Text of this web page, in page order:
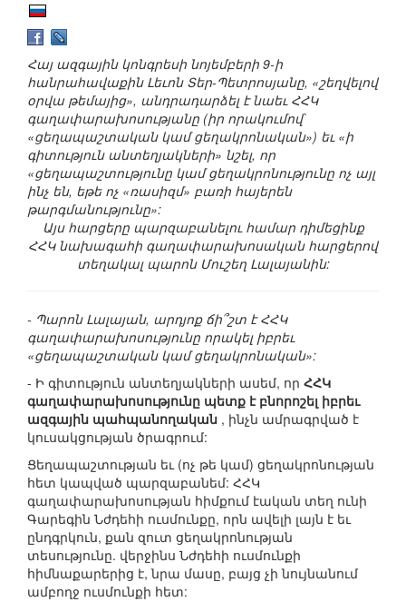
Հայ ազգային կոնգրեսի նոյեմբերի 9-ի
հանրահավաքին Լեւոն Տեր-Պետրոսյանը, «շեղվելով
օրվա թեմայից», անդրադարձել է նաեւ ՀՀԿ
գաղափարախոսությանը (իր որակումով`
«ցեղապաշտական կամ ցեղակրոնական») եւ «ի
գիտություն անտեղյակների» նշել, որ
«ցեղապաշտությունը կամ ցեղակրոնությունը ոչ այլ
ինչ են, եթե ոչ «ռասիզմ» բառի հայերեն
թարգմանությունը»:
Այս հարցերը պարզաբանելու համար դիմեցինք
ՀՀԿ նախագահի գաղափարախոսական հարցերով
տեղակալ պարոն Մուշեղ Լալայանին:
- Պարոն Լալայան, արդյոք ճի՞շտ է ՀՀԿ
գաղափարախոսությունը որակել իբրեւ
«ցեղապաշտական կամ ցեղակրոնական»:
- Ի գիտություն անտեղյակների ասեմ, որ ՀՀԿ
գաղափարախոսությունը պետք է բնորոշել իբրեւ
ազգային պահպանողական , ինչն ամրագրված է
կուսակցության ծրագրում:
Ցեղապաշտության եւ (ոչ թե կամ) ցեղակրոնության
հետ կապված պարզաբանեմ: ՀՀԿ
գաղափարախոսության հիմքում էական տեղ ունի
Գարեգին Նժդեհի ուսմունքը, որն ավելի լայն է եւ
ընդգրկուն, քան զուտ ցեղակրոնության
տեսությունը. վերջինս Նժդեհի ուսմունքի
հիմնաքարերից է, նրա մասը, բայց չի նույնանում
ամբողջ ուսմունքի հետ: